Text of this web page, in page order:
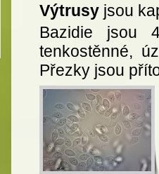
Výtrusy jsou
Bazidie jsou
tenkostěnné,
Přezky jsou